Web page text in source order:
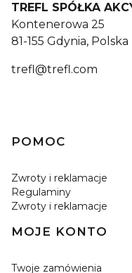
TREFL SPÓŁKA
Kontenerowa 25
81-155 Gdynia, Polska
trefl@trefl.com
Linki w stopce
POMOC
Zwroty i reklamacje
Regulaminy
Zwroty i reklamacje
MOJE KONTO
Twoje zamówienia